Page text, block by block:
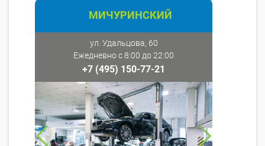
МИЧУРИНСКИЙ
ул. Удальцова, 60
Ежедневно с 8:00 до 22:00
+7 (495) 150-77-21